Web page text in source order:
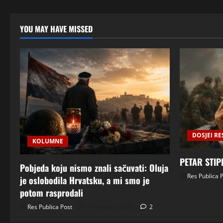
YOU MAY HAVE MISSED
KOLUMNE
Pobjeda koju nismo znali sačuvati: Oluja
je oslobodila Hrvatsku, a mi smo je
potom rasprodali
Res Publica Post 2
DOSJEI
PETAR
Res Publica